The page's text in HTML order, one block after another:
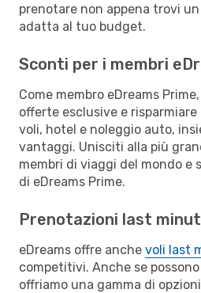
prenotare non appena trovi
adatta al tuo budget.
Sconti per i membri
Come membro eDreams
offerte esclusive e
voli, hotel e noleggio auto,
vantaggi. Unisciti alla più
membri di viaggi del mondo
di eDreams Prime.
Prenotazioni last
eDreams offre anche voli last
competitivi. Anche se
offriamo una gamma di